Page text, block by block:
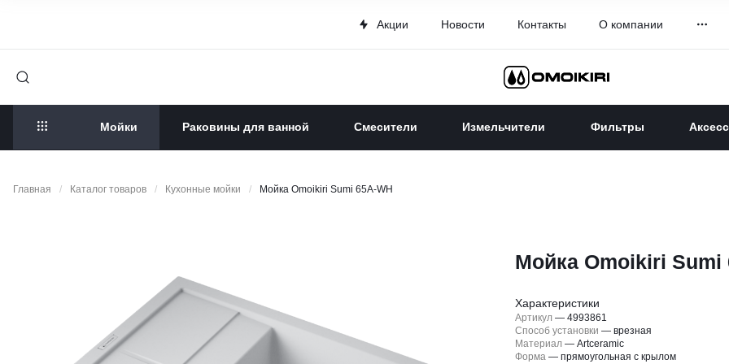
Акции Новости Контакты О компании
Мойки Раковины для ванной Смесители Измельчители Фильтры
Главная / Каталог товаров / Кухонные мойки / Мойка Omoikiri Sumi 65A-WH
Мойка Omoikiri Sumi
Характеристики
Артикул —4993861
Способ установки —врезная
Материал —Artceramic
Форма —прямоугольная с крылом